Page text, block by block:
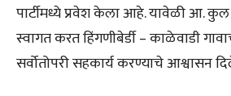
पार्टीमध्ये प्रवेश केला आहे. यावेळी आ. कुल
स्वागत करत हिंगणीबेर्डी – काळेवाडी
सर्वोतोपरी सहकार्य करण्याचे आश्वासन